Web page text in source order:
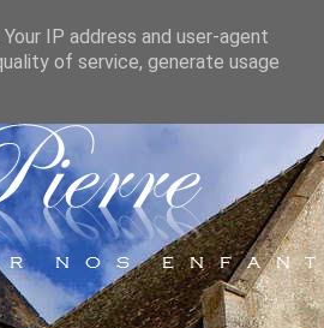
IP address and user-agent
of service, generate usage